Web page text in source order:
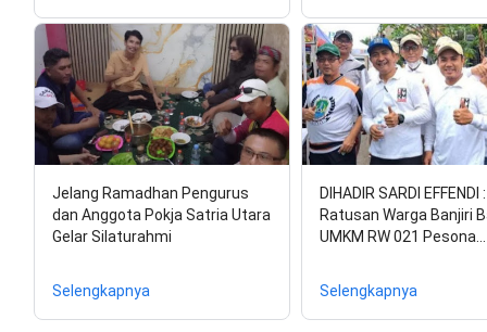
Jelang Ramadhan Pengurus
dan Anggota Pokja Satria Utara
Gelar Silaturahmi
Selengkapnya
DIHADIR SARDI EFFENDI :
Ratusan Warga Banjiri
UMKM RW 021 Pesona…
Selengkapnya